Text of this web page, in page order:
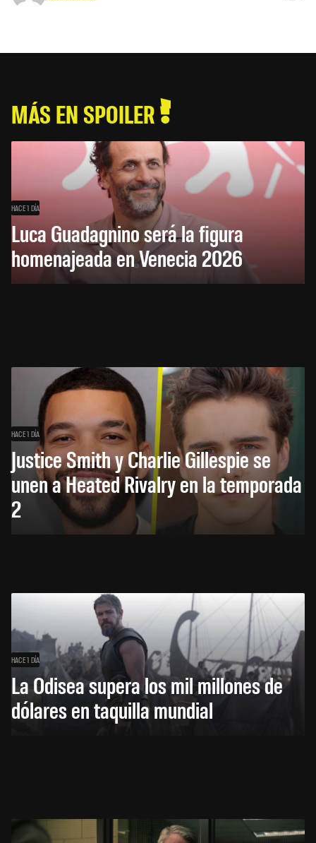
MÁS EN SPOILER
HACE 1 DÍA
Luca Guadagnino será la figura
homenajeada en Venecia 2026
HACE 1 DÍA
Justice Smith y Charlie Gillespie se
unen a Heated Rivalry en la temporada
2
HACE 1 DÍA
La Odisea supera los mil millones de
dólares en taquilla mundial